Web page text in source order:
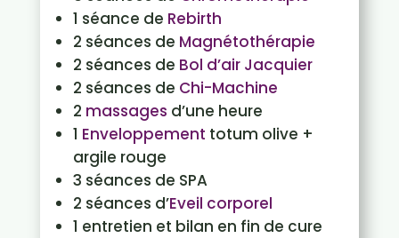
1 séance de Rebirth
2 séances de Magnétothérapie
2 séances de Bol d’air Jacquier
2 séances de Chi-Machine
2 massages d’une heure
1 Enveloppement totum olive +
argile rouge
3 séances de SPA
2 séances d’Eveil corporel
1 entretien et bilan en fin de cure